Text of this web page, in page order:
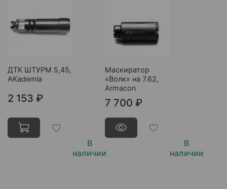
ДТК ШТУРМ 5,45,
AKademia
В
наличии
2 153 ₽
Маскиратор
«Волк» на 7.62,
Armacon
В
наличии
7 700 ₽